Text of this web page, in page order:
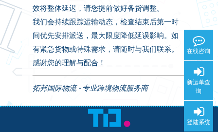
在线咨询
新运单查
询
登陆系统
效将整体延迟，请您提前做好备货调整。
我们会持续跟踪运输动态，检查结束后第一时
间优先安排派送，最大限度降低延误影响。如
有紧急货物或特殊需求，请随时与我们联系。
感谢您的理解与配合！
拓邦国际物流 - 专业跨境物流服务商